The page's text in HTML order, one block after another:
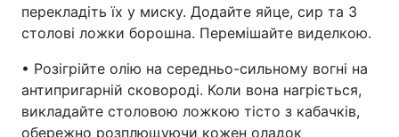
перекладіть їх у миску. Додайте яйце, сир та 3
столові ложки борошна. Перемішайте виделкою.
• Розігрійте олію на середньо-сильному вогні на
антипригарній сковороді. Коли вона нагріється,
викладайте столовою ложкою тісто з кабачків,
обережно розплющуючи кожен оладок